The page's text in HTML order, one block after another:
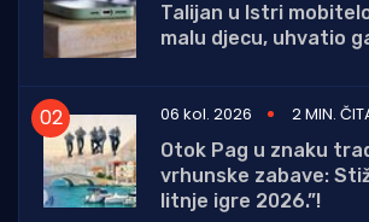
Talijan u Istri
malu djecu, uhvatio
06 kol. 2026
2 MIN.
Otok Pag u znaku
vrhunske zabave:
litnje igre 2026.”!